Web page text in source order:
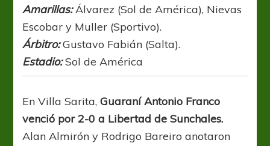
Amarillas:Álvarez (Sol de América), Nievas
Escobar y Muller (Sportivo).
Árbitro: Gustavo Fabián (Salta).
Estadio:Sol de América
En Villa Sarita,Guaraní Antonio Franco
venció por 2-0 a Libertad de Sunchales.
Alan Almirón y Rodrigo Bareiro anotaron